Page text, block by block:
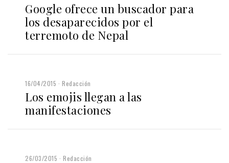
Google ofrece un buscador para
los desaparecidos por el
terremoto de Nepal
16/04/2015 Redacción
Los emojis llegan a las
manifestaciones
26/03/2015 Redacción